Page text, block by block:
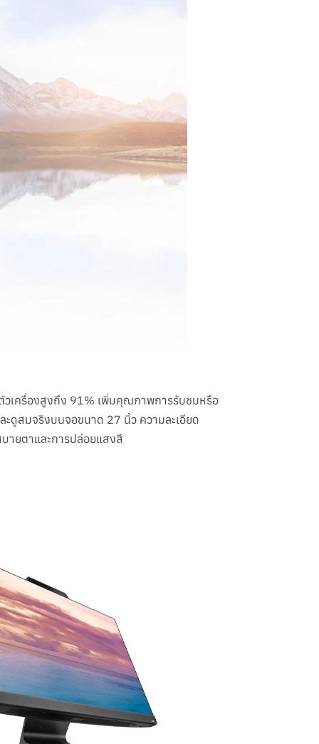
วเครื่องสูงถึง 91% เพิ่มคุณภาพการรับชมหรือ
ดูสมจริงบนจอขนาด 27 นิ้ว ความละเอียด
ายตาและการปล่อยแสงสี